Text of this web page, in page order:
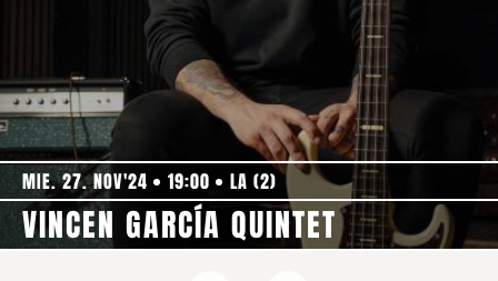
MIE. 27. NOV'24 19:00 LA (2)
VINCEN GARCÍA QUINTET